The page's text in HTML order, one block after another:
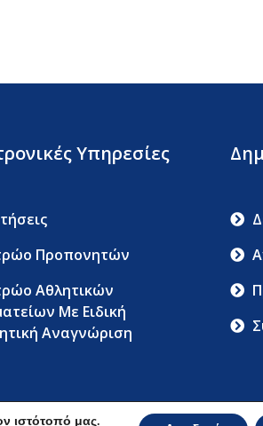
Υπηρεσίες
Προπονητών
Αθλητικών
Με Ειδική
Αναγνώριση
Δήλωση Απορρήτου Και Προστασίας
ιστότοπό μας.